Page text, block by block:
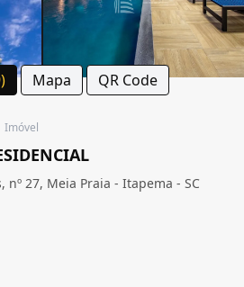
Mapa QR Code
Imóvel
nº 27, Meia Praia - Itapema - SC